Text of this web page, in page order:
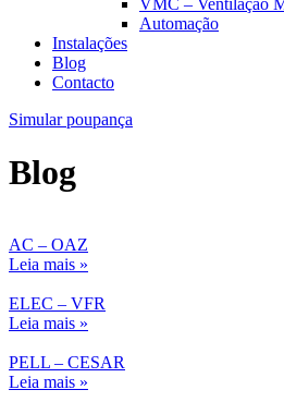
Automação
Instalações
Blog
Contacto
Simular poupança
Blog
AC – OAZ
Leia mais »
ELEC – VFR
Leia mais »
PELL – CESAR
Leia mais »